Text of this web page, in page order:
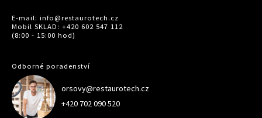
E-mail: info@restaurotech.cz
Mobil SKLAD: +420 602 547 112
(8:00 - 15:00 hod)
Odborné poradenství
orsovy@restaurotech.cz
+420 702 090 520